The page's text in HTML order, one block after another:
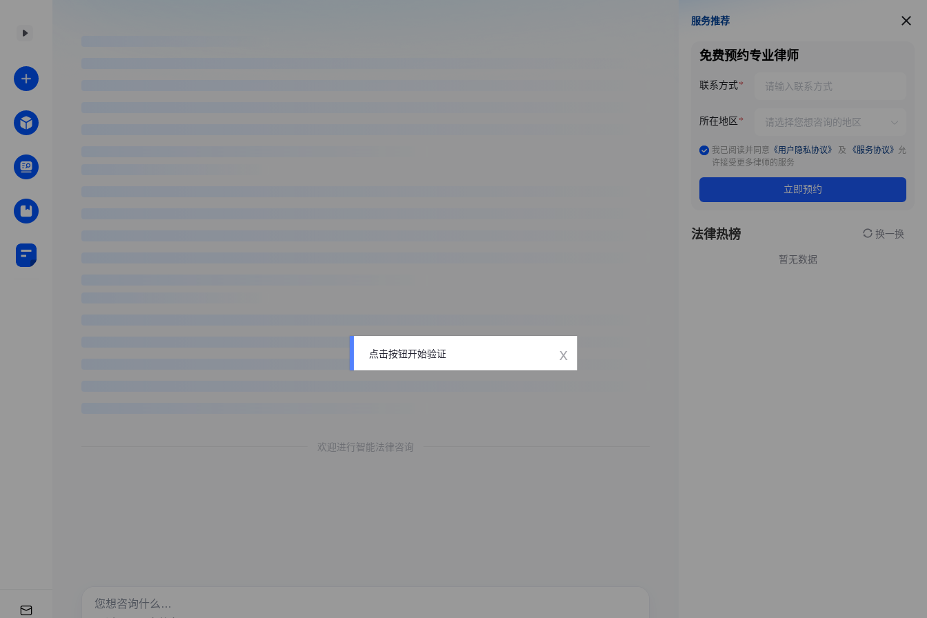
欢迎进行智能法律咨询
服务推荐
服务推荐
免费预约专业律师
联系方式
所在地区
我已阅读并同意 《用户隐私协议》 及 《服务协议》 允
许接受更多律师的服务
立即预约
法律热榜 换一换
暂无数据
点击按钮开始验证 x